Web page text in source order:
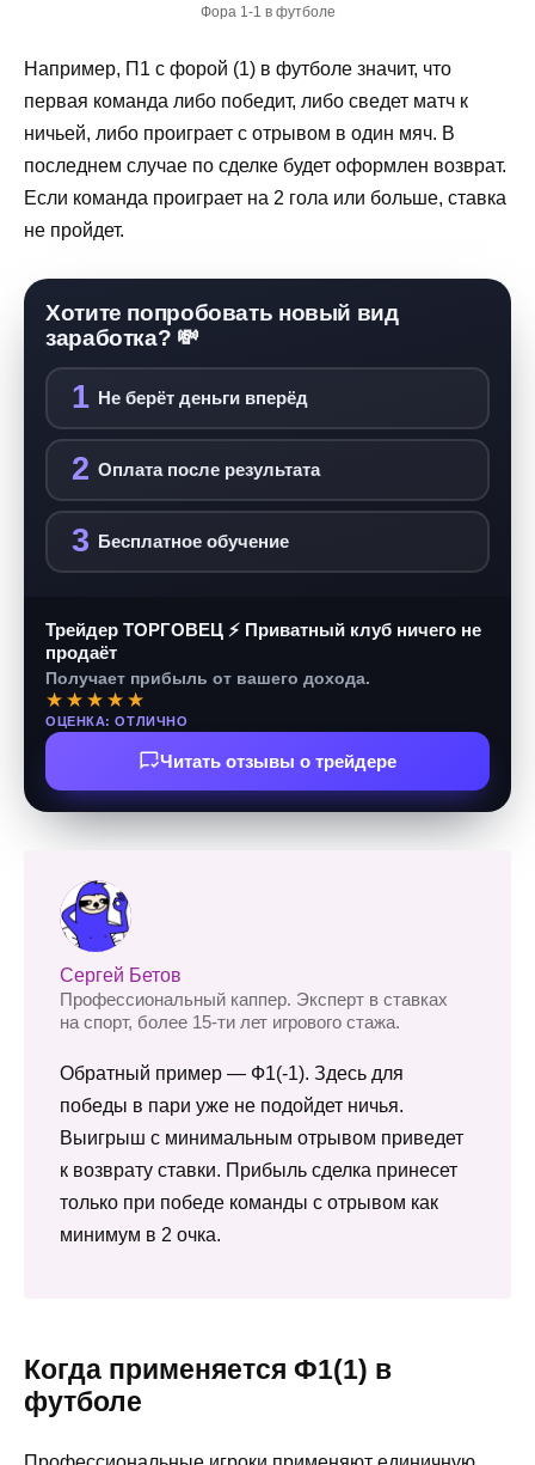
Фора 1-1 в футболе
Например, П1 с форой (1) в футболе значит, что
первая команда либо победит, либо сведет матч к
ничьей, либо проиграет с отрывом в один мяч. В
последнем случае по сделке будет оформлен возврат.
Если команда проиграет на 2 гола или больше, ставка
не пройдет.
Хотите попробовать новый вид
заработка? 💸
1 Не берёт деньги вперёд
2 Оплата после результата
3 Бесплатное обучение
Трейдер ТОРГОВЕЦ ⚡ Приватный клуб ничего не
продаёт
Получает прибыль от вашего дохода.
★★★★★
ОЦЕНКА: ОТЛИЧНО
Читать отзывы о трейдере
Сергей Бетов
Профессиональный каппер. Эксперт в ставках
на спорт, более 15-ти лет игрового стажа.
Обратный пример ― Ф1(-1). Здесь для
победы в пари уже не подойдет ничья.
Выигрыш с минимальным отрывом приведет
к возврату ставки. Прибыль сделка принесет
только при победе команды с отрывом как
минимум в 2 очка.
Когда применяется Ф1(1) в
футболе